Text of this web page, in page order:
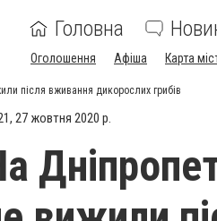
Головна
Оголошення Афіша Карта
після вживання дикорослих грибів
27 жовтня 2020 р.